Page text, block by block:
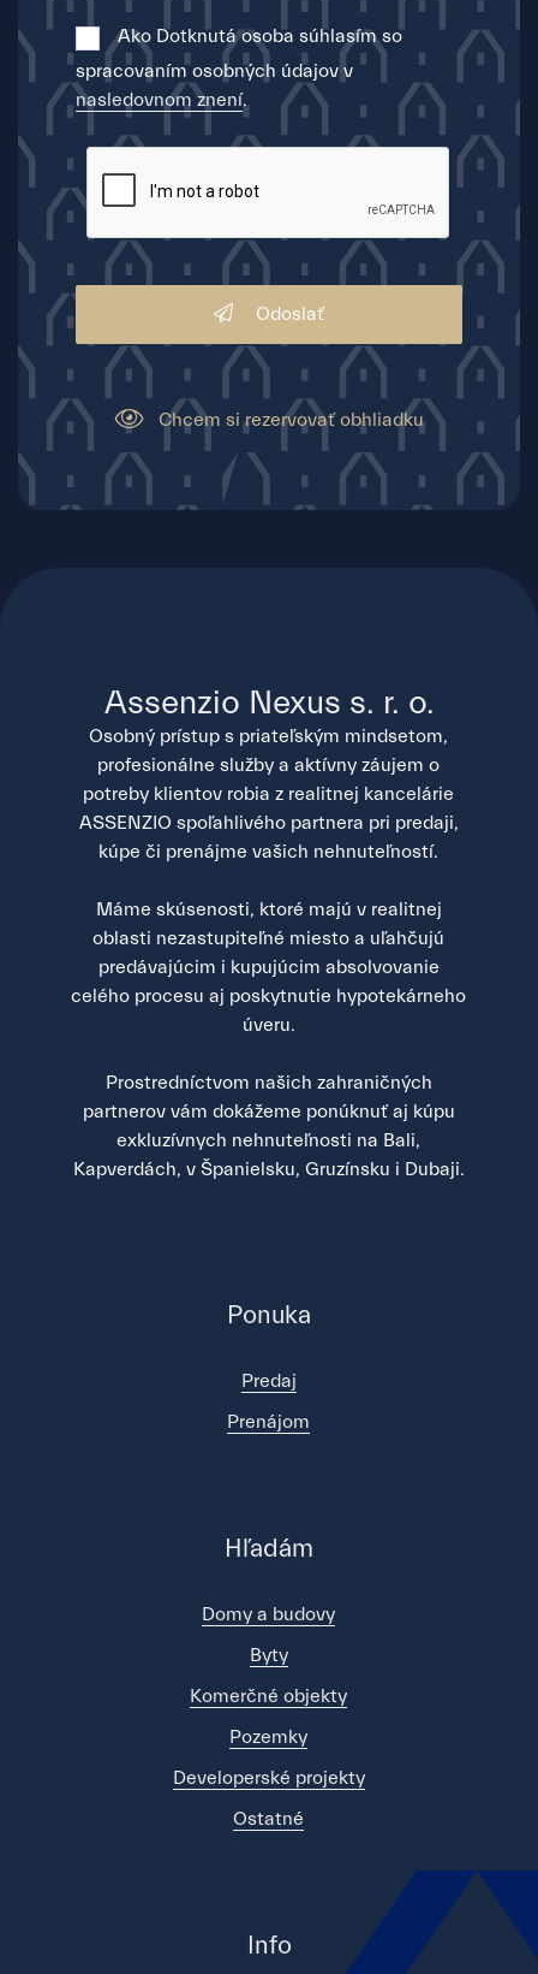
Ako Dotknutá osoba súhlasím so
spracovaním osobných údajov v
nasledovnom znení.
Odoslať
Chcem si rezervovať obhliadku
Assenzio Nexus s. r. o.
Osobný prístup s priateľským mindsetom,
profesionálne služby a aktívny záujem o
potreby klientov robia z realitnej kancelárie
ASSENZIO spoľahlivého partnera pri predaji,
kúpe či prenájme vašich nehnuteľností.
Máme skúsenosti, ktoré majú v realitnej
oblasti nezastupiteľné miesto a uľahčujú
predávajúcim i kupujúcim absolvovanie
celého procesu aj poskytnutie hypotekárneho
úveru.
Prostredníctvom našich zahraničných
partnerov vám dokážeme ponúknuť aj kúpu
exkluzívnych nehnuteľnosti na Bali,
Kapverdách, v Španielsku, Gruzínsku i Dubaji.
Ponuka
Predaj
Prenájom
Hľadám
Domy a budovy
Byty
Komerčné objekty
Pozemky
Developerské projekty
Ostatné
Info